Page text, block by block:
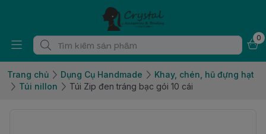
0
Trang chủ Dụng Cụ Handmade
Khay, chén, hũ đựng hạt
Túi nillon
Túi Zip đen tráng bạc gói 10 cái